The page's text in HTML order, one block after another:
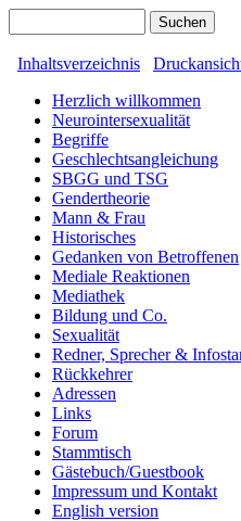
Inhaltsverzeichnis
Herzlich willkommen
Neurointersexualität
Begriffe
Geschlechtsangleichung
SBGG und TSG
Gendertheorie
Mann & Frau
Historisches
Gedanken von Betroffenen
Mediale Reaktionen
Mediathek
Bildung und Co.
Sexualität
Redner, Sprecher &
Rückkehrer
Adressen
Links
Forum
Stammtisch
Gästebuch/Guestbook
Impressum und Kontakt
English version